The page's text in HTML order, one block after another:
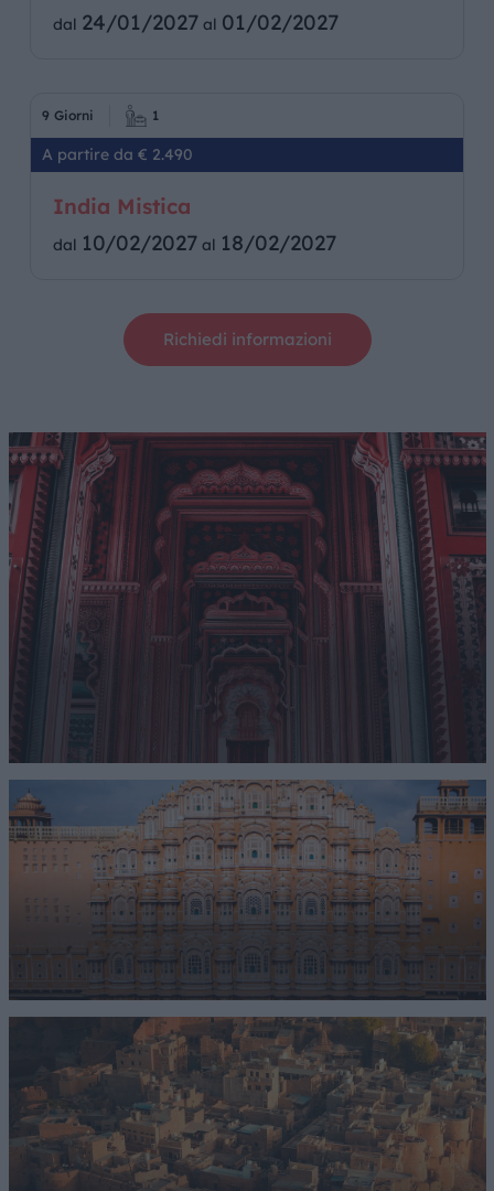
dal 24/01/2027al 01/02/2027
9 Giorni 1
A partire da € 2.490
India Mistica
dal 10/02/2027al 18/02/2027
Richiedi informazioni